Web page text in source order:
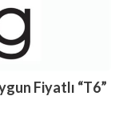
Fiyatlı “T6”